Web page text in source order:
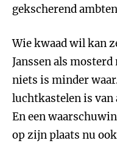
gekscherend
Wie kwaad wil kan
Janssen als
niets is minder
luchtkastelen is van
En een
op zijn plaats nu